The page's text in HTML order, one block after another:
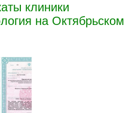
клиники
на Октябрьском